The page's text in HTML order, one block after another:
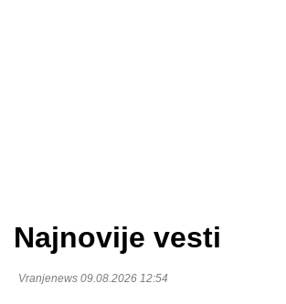
Najnovije vesti
Vranjenews 09.08.2026 12:54